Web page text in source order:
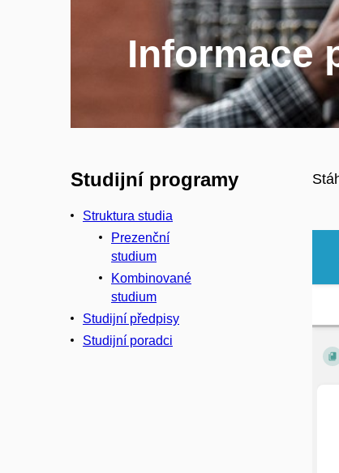
Informace
Studijní programy
Struktura studia
Prezenční
studium
Kombinované
studium
Studijní předpisy
Studijní poradci